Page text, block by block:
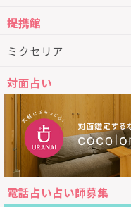
提携館
ミクセリア
対面占い
電話占い占い師募集